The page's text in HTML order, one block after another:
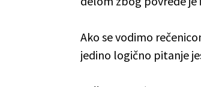
Ako se vodimo
jedino logično pitanje